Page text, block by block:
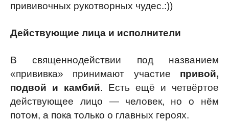
прививочных рукотворных чудес.:))
Действующие лица и исполнители
В священнодействии под названием
«прививка» принимают участие привой,
подвой и камбий. Есть ещё и четвёртое
действующее лицо — человек, но о нём
потом, а пока только о главных героях.